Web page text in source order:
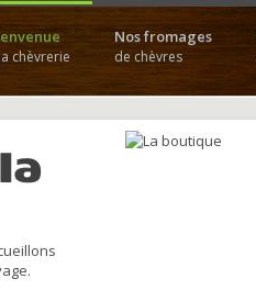
chèvrerie
Nos fromages
de chèvres